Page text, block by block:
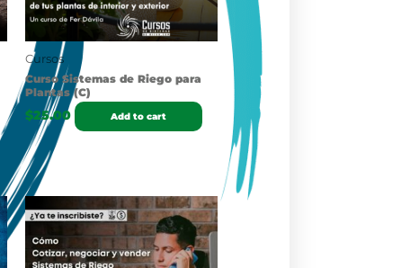
Cursos
Curso Sistemas de Riego para
Plantas (C)
$25.00 Add to cart